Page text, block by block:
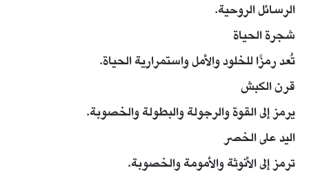
الرسائل الروحية.
شجرة الحياة
تُعد رمزًا للخلود والأمل واستمرارية الحياة.
قرن الكبش
يرمز إلى القوة والرجولة والبطولة والخصوبة.
اليد على الخصر
ترمز إلى الأنوثة والأمومة والخصوبة.